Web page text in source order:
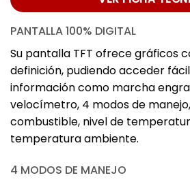
PANTALLA 100% DIGITAL
Su pantalla TFT ofrece gráficos
definición, pudiendo acceder
información como marcha
velocímetro, 4 modos de
combustible, nivel de
temperatura ambiente.
4 MODOS DE MANEJO